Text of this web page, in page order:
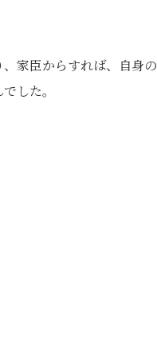
家臣からすれば、自身の
した。